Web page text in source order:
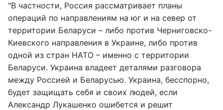
"В частности, Россия рассматривает планы
операций по направлениям на юг и на север от
территории Беларуси – либо против Черниговско-
Киевского направления в Украине, либо против
одной из стран НАТО – именно с территории
Беларуси. Украина владеет деталями разговора
между Россией и Беларусью. Украина, бесспорно,
будет защищать себя и своих людей, если
Александр Лукашенко ошибется и решит